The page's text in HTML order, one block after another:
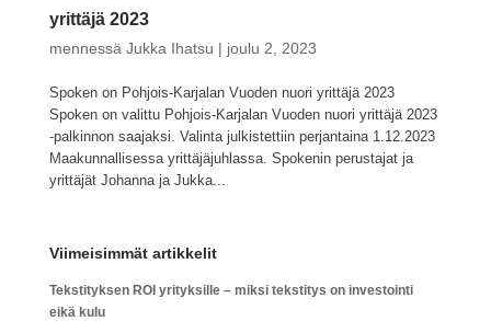
yrittäjä 2023
mennessä Jukka Ihatsu | joulu 2, 2023
Spoken on Pohjois-Karjalan Vuoden nuori yrittäjä 2023
Spoken on valittu Pohjois-Karjalan Vuoden nuori yrittäjä 2023
-palkinnon saajaksi. Valinta julkistettiin perjantaina 1.12.2023
Maakunnallisessa yrittäjäjuhlassa. Spokenin perustajat ja
yrittäjät Johanna ja Jukka...
Viimeisimmät artikkelit
Tekstityksen ROI yrityksille – miksi tekstitys on investointi
eikä kulu